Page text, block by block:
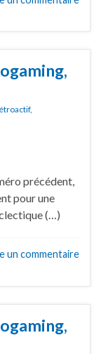
,
précédent,
pour une
(…)
un commentaire